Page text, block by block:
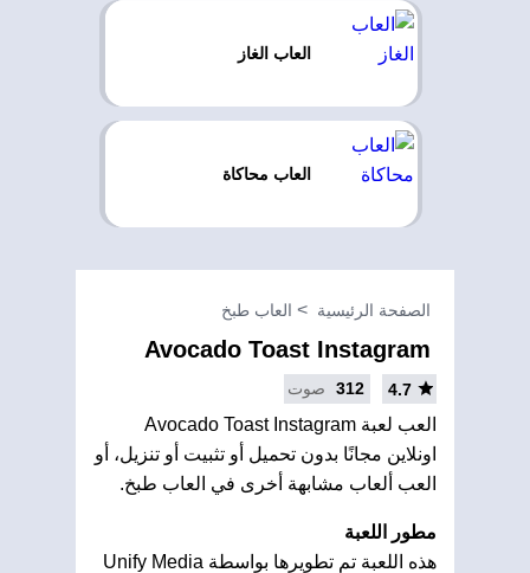
العاب الغاز
العاب محاكاة
الصفحة الرئيسية العاب طبخ
Avocado Toast Instagram
4.7
312 صوت
العب لعبة Avocado Toast Instagram
اونلاين مجانًا بدون تحميل أو تثبيت أو تنزيل، أو
العب ألعاب مشابهة أخرى في العاب طبخ.
مطور اللعبة
هذه اللعبة تم تطويرها بواسطة Unify Media